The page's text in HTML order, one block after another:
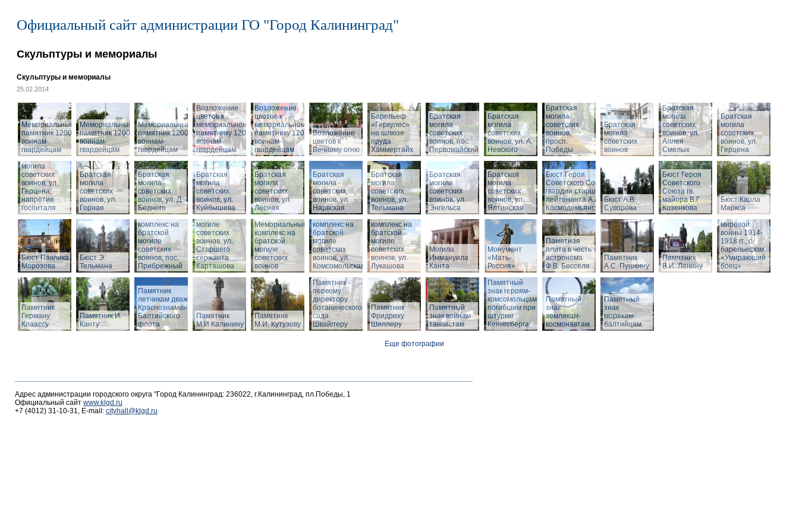
Официальный сайт администрации ГО "Город Калининград"
Скульптуры и мемориалы
Скульптуры и мемориалы
25.02.2014
Мемориальный
памятник 1200
воинам-
гвардейцам
Мемориальный
памятник 1200
воинам-
гвардейцам
Мемориальный
памятник 1200
воинам-
гвардейцам
Возложение
цветов к
мемориальному
памятнику 1200
воинам-
гвардейцам
Возложение
цветов к
мемориальному
памятнику 1200
воинам-
гвардейцам
Возложение
цветов к
Вечному огню
Барельеф
«Геркулес»
на шлюзе
пруда
Хаммертайх
Братская
могила
советских
воинов, пос.
Первомайский
Братская
могила
советских
воинов, ул. А.
Невского
Братская
могила
советских
воинов,
просп.
Победы
Братская
могила
советских
воинов
Братская
могила
советских
воинов, ул.
Аллея
Смелых
Братская
могила
советских
воинов, ул.
Герцена
Братская
могила
советских
воинов, ул.
Герцена,
напротив
госпиталя
Братская
могила
советских
воинов, ул.
Горная
Братская
могила
советских
воинов, ул. Д.
Бедного
Братская
могила
советских
воинов, ул.
Куйбышева
Братская
могила
советских
воинов, ул.
Лесная
Братская
могила
советских
воинов, ул.
Нарвская
Братская
могила
советских
воинов, ул.
Тельмана
Братская
могила
советских
воинов, ул.
Энгельса
Братская
могила
советских
воинов, ул.
Ялтинская
Бюст Героя
Советского Союза
гвардии старшего
лейтенанта А.А.
Космодемьянского
Бюст А.В.
Суворова
Бюст Героя
Советского
Союза гв.
майора В.Г.
Козенкова
Бюст Карла
Маркса
Бюст Павлика
Морозова
Бюст Э.
Тельмана
Мемориальный
комплекс на
братской
могиле
советских
воинов, пос.
Прибрежный
Мемориальный
комплекс на
братской
могиле
советских
воинов, ул.
Старшего
сержанта
Карташова
Мемориальный
комплекс на
братской
могиле
советских
воинов
Мемориальный
комплекс на
братской
могиле
советских
воинов, ул.
Комсомольская
Мемориальный
комплекс на
братской
могиле
советских
воинов, ул.
Лукашова
Могила
Иммануила
Канта
Монумент
«Мать-
Россия»
Памятная
плита в честь
астронома
Ф.В. Бесселя
Памятник
А.С. Пушкину
Памятник
В.И. Ленину
Памятник
воинам,
погибшим в
годы Первой
мировой
войны 1914-
1918 гг., с
барельефом
«Умирающий
боец»
Памятник
Герману
Клаассу
Памятник И.
Канту
Памятник
летчикам дважды
Краснознаменного
Балтийского
флота
Памятник
М.И Калинину
Памятник
М.И. Кутузову
Памятник
первому
директору
ботанического
сада
Швайггеру
Памятник
Фридриху
Шиллеру
Памятный
знак воинам-
танкистам
Памятный
знак героям-
комсомольцам,
погибшим при
штурме
Кенигсберга
Памятный
знак
землякам-
космонавтам
Памятный
знак
морякам-
балтийцам
Еще фотографии
Адрес администрации городского округа "Город Калининград: 236022, г.Калининград, пл.Победы, 1
Официальный сайт www.klgd.ru
+7 (4012) 31-10-31, E-mail: cityhall@klgd.ru